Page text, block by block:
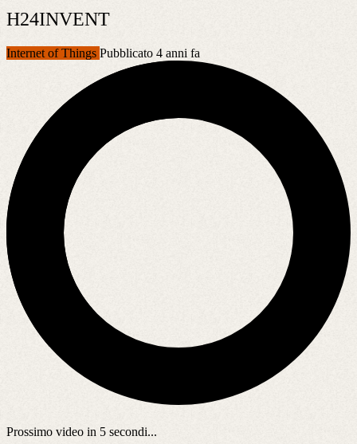
H24INVENT
Internet of Things Pubblicato 4 anni fa
Prossimo video in 5 secondi...